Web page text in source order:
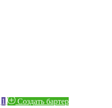
1 Создать бартер